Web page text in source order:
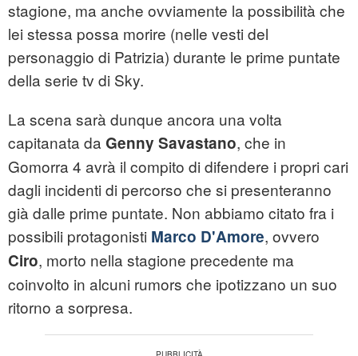
stagione, ma anche ovviamente la possibilità che
lei stessa possa morire (nelle vesti del
personaggio di Patrizia) durante le prime puntate
della serie tv di Sky.
La scena sarà dunque ancora una volta
capitanata da Genny Savastano, che in
Gomorra 4 avrà il compito di difendere i propri cari
dagli incidenti di percorso che si presenteranno
già dalle prime puntate. Non abbiamo citato fra i
possibili protagonisti Marco D'Amore, ovvero
Ciro, morto nella stagione precedente ma
coinvolto in alcuni rumors che ipotizzano un suo
ritorno a sorpresa.